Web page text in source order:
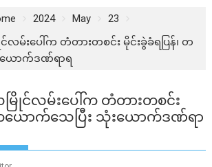
2024 May
23
လမ်းပေါ်က တံတားတစင်း မိုင်းခွဲခံရပြန်၊ တ
ယောက်ဒဏ်ရာရ
ြိုင်လမ်းပေါ်က တံတားတစင်း
တယောက်သေပြီး သုံးယောက်ဒဏ်ရာ